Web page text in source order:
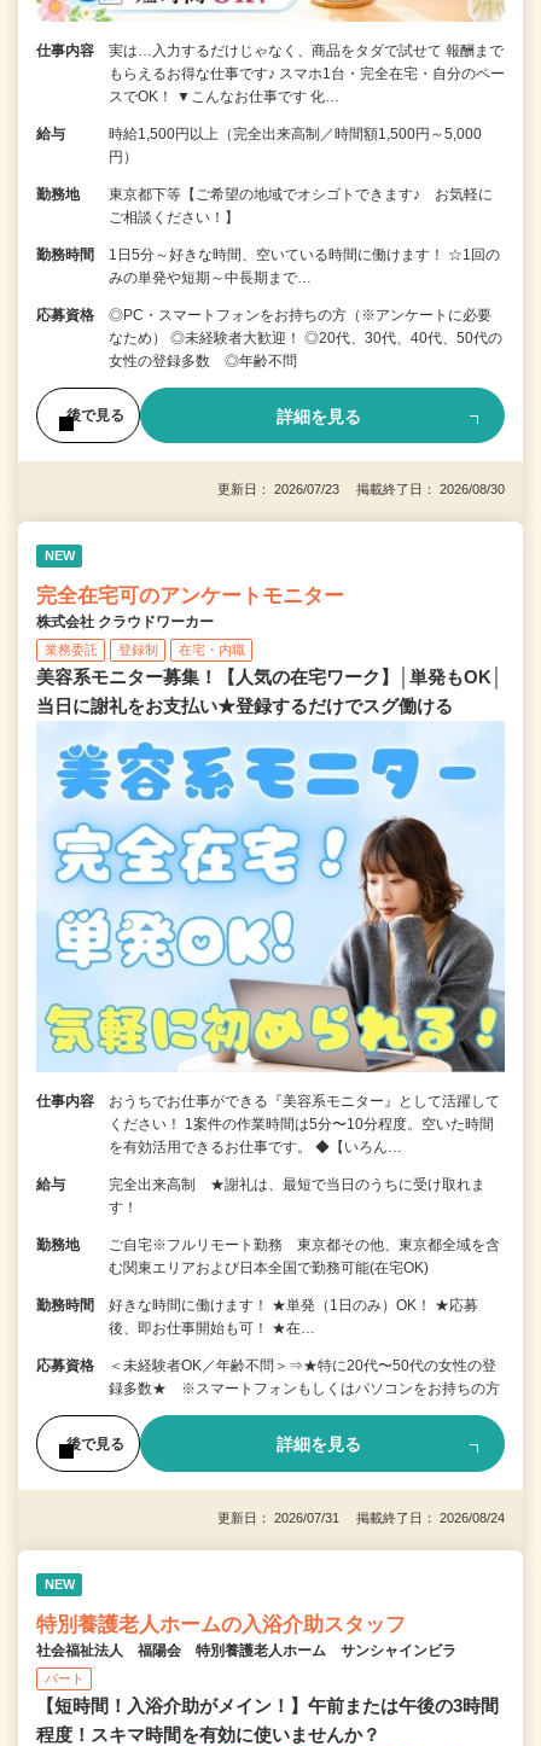
仕事内容
実は…入力するだけじゃなく、商品をタダで試せて 報酬まで
もらえるお得な仕事です♪ スマホ1台・完全在宅・自分のペー
スでOK！ ▼こんなお仕事です 化…
給与
時給1,500円以上（完全出来高制／時間額1,500円～5,000
円）
勤務地
東京都下等【ご希望の地域でオシゴトできます♪ お気軽に
ご相談ください！】
勤務時間
1日5分～好きな時間、空いている時間に働けます！ ☆1回の
みの単発や短期～中長期まで…
応募資格
◎PC・スマートフォンをお持ちの方（※アンケートに必要
なため） ◎未経験者大歓迎！ ◎20代、30代、40代、50代の
女性の登録多数 ◎年齢不問
後で見る 詳細を見る
更新日： 2026/07/23 掲載終了日： 2026/08/30
NEW
完全在宅可のアンケートモニター
株式会社 クラウドワーカー
業務委託 登録制 在宅・内職
美容系モニター募集！【人気の在宅ワーク】│単発もOK│
当日に謝礼をお支払い★登録するだけでスグ働ける
仕事内容
おうちでお仕事ができる『美容系モニター』として活躍して
ください！ 1案件の作業時間は5分〜10分程度。空いた時間
を有効活用できるお仕事です。 ◆【いろん…
給与
完全出来高制 ★謝礼は、最短で当日のうちに受け取れま
す！
勤務地
ご自宅※フルリモート勤務 東京都その他、東京都全域を含
む関東エリアおよび日本全国で勤務可能(在宅OK)
勤務時間
好きな時間に働けます！ ★単発（1日のみ）OK！ ★応募
後、即お仕事開始も可！ ★在…
応募資格
＜未経験者OK／年齢不問＞⇒★特に20代〜50代の女性の登
録多数★ ※スマートフォンもしくはパソコンをお持ちの方
後で見る 詳細を見る
更新日： 2026/07/31 掲載終了日： 2026/08/24
NEW
特別養護老人ホームの入浴介助スタッフ
社会福祉法人 福陽会 特別養護老人ホーム サンシャインビラ
パート
【短時間！入浴介助がメイン！】午前または午後の3時間
程度！スキマ時間を有効に使いませんか？